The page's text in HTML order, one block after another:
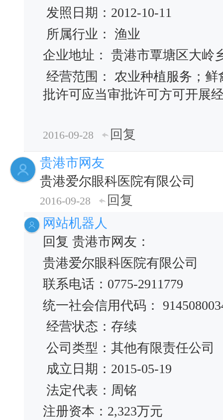
发照日期：2012-10-11
所属行业： 渔业
企业地址： 贵港市覃塘区大岭
经营范围： 农业种植服务；
批许可应当审批许可方可开展
2016-09-28
回复
贵港市网友
贵港爱尔眼科医院有限公司
2016-09-28
回复
网站机器人
回复 贵港市网友：
贵港爱尔眼科医院有限公司
联系电话：0775-2911779
统一社会信用代码：
经营状态：存续
公司类型：其他有限责任公司
成立日期：2015-05-19
法定代表：周铭
注册资本：2,323万元